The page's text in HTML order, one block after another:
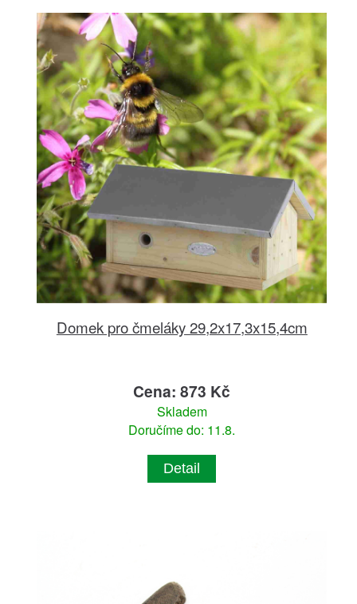
Domek pro čmeláky 29,2x17,3x15,4cm
Cena: 873 Kč
Skladem
Doručíme do: 11.8.
Detail